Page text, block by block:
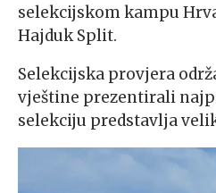
selekcijskom kampu
Hajduk Split.
Selekcijska provjera
vještine prezentirali
selekciju predstavlja